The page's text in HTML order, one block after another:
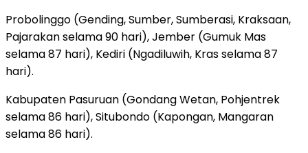
Probolinggo (Gending, Sumber, Sumberasi, Kraksaan,
Pajarakan selama 90 hari), Jember (Gumuk Mas
selama 87 hari), Kediri (Ngadiluwih, Kras selama 87
hari).
Kabupaten Pasuruan (Gondang Wetan, Pohjentrek
selama 86 hari), Situbondo (Kapongan, Mangaran
selama 86 hari).